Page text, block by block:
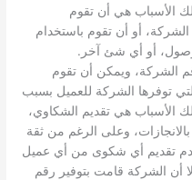
الأسباب هي أن تقوم
أو أن تقوم باستخدام
أو أي شئ آخر.
الشركة، ويمكن أن تقوم
توفرها الشركة للعميل بسبب
الأسباب هي تقديم الشكاوي،
وعلى الرغم من ثقة
عدم تقديم أي شكوى من أي عميل
أن الشركة قامت بتوفير رقم